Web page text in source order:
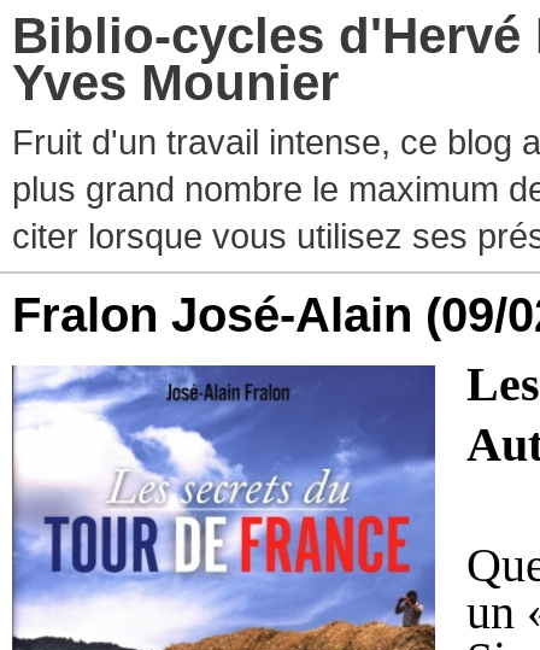
Biblio-cycles d'Hervé
Yves Mounier
Fruit d'un travail intense, ce blog
plus grand nombre le maximum
citer lorsque vous utilisez ses
Fralon José-Alain (09/
un